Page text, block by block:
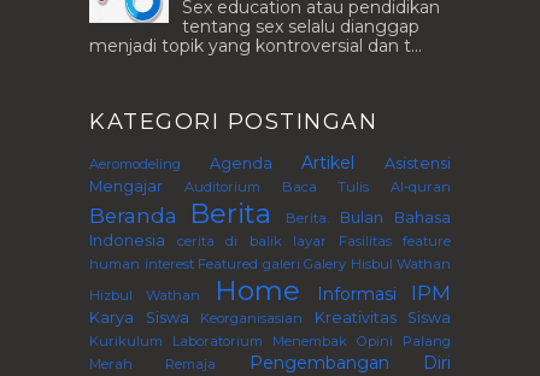
Sex education atau pendidikan
tentang sex selalu dianggap
menjadi topik yang kontroversial dan t...
KATEGORI POSTINGAN
Aeromodeling Agenda Artikel
Asistensi
Mengajar
Auditorium Baca Tulis Al-quran
Beranda Berita Berita.
Bulan Bahasa
Indonesia
cerita di balik layar Fasilitas
feature
human interest Featured galeri Galery Hisbul Wathan
Hizbul Wathan
Home Informasi IPM
Karya Siswa Keorganisasian Kreativitas Siswa
Kurikulum Laboratorium Menembak Opini
Palang
Merah Remaja
Pengembangan Diri